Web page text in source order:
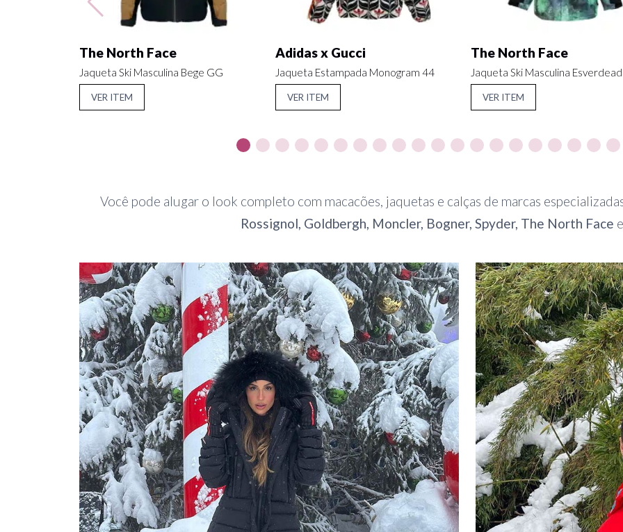
The North Face
Jaqueta Ski Masculina Bege GG
VER ITEM
Adidas x Gucci
Jaqueta Estampada Monogram 44
VER ITEM
The North Face
Jaqueta Ski Masculina
VER ITEM
Você pode alugar o look completo com macacões, jaquetas e calças de marcas
Rossignol Goldbergh Moncler, Bogner, Spyder, The North Face